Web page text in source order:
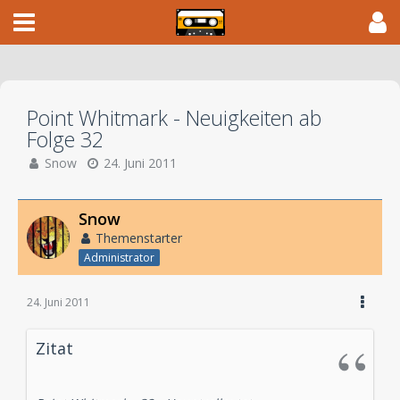
Point Whitmark - Neuigkeiten ab
Folge 32
Snow 24. Juni 2011
Snow
Themenstarter
Administrator
24. Juni 2011
Zitat